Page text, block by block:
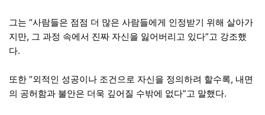
그는 “사람들은 점점 더 많은 사람들에게 인정받기 위해 살아가
지만, 그 과정 속에서 진짜 자신을 잃어버리고 있다”고 강조했
다.
또한 “외적인 성공이나 조건으로 자신을 정의하려 할수록, 내면
의 공허함과 불안은 더욱 깊어질 수밖에 없다”고 말했다.